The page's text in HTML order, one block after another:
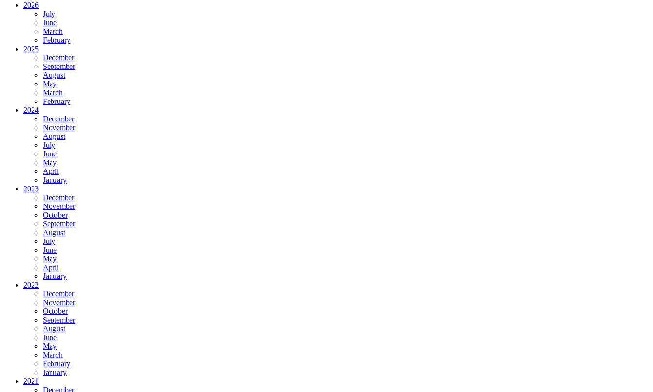
2026
July
June
March
February
2025
December
September
August
May
March
February
2024
December
November
August
July
June
May
April
January
2023
December
November
October
September
August
July
June
May
April
January
2022
December
November
October
September
August
June
May
March
February
January
2021
December